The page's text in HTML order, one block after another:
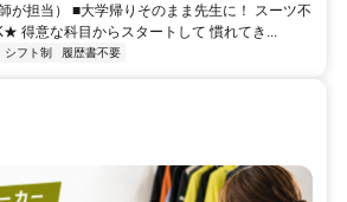
が担当） ■大学帰りそのまま先生に！ スーツ不
得意な科目からスタートして 慣れてき...
シフト制 履歴書不要